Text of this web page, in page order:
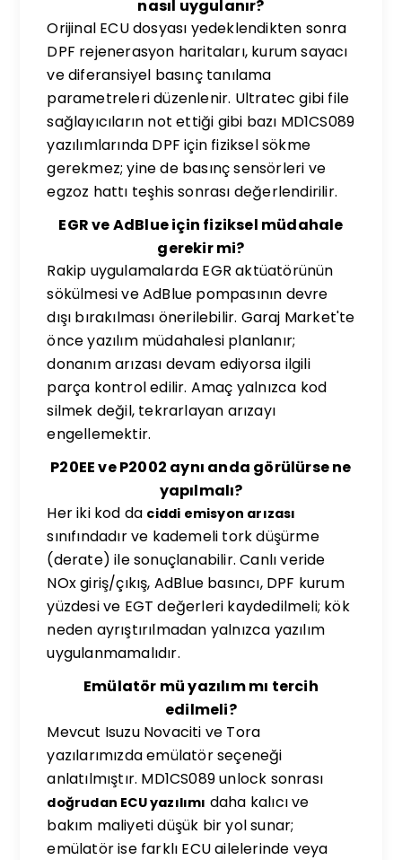
nasıl uygulanır?
Orijinal ECU dosyası yedeklendikten sonra
DPF rejenerasyon haritaları, kurum sayacı
ve diferansiyel basınç tanılama
parametreleri düzenlenir. Ultratec gibi file
sağlayıcıların not ettiği gibi bazı MD1CS089
yazılımlarında DPF için fiziksel sökme
gerekmez; yine de basınç sensörleri ve
egzoz hattı teşhis sonrası değerlendirilir.
EGR ve AdBlue için fiziksel müdahale
gerekir mi?
Rakip uygulamalarda EGR aktüatörünün
sökülmesi ve AdBlue pompasının devre
dışı bırakılması önerilebilir. Garaj Market'te
önce yazılım müdahalesi planlanır;
donanım arızası devam ediyorsa ilgili
parça kontrol edilir. Amaç yalnızca kod
silmek değil, tekrarlayan arızayı
engellemektir.
P20EE ve P2002 aynı anda görülürse ne
yapılmalı?
Her iki kod da ciddi emisyon arızası
sınıfındadır ve kademeli tork düşürme
(derate) ile sonuçlanabilir. Canlı veride
NOx giriş/çıkış, AdBlue basıncı, DPF kurum
yüzdesi ve EGT değerleri kaydedilmeli; kök
neden ayrıştırılmadan yalnızca yazılım
uygulanmamalıdır.
Emülatör mü yazılım mı tercih
edilmeli?
Mevcut Isuzu Novaciti ve Tora
yazılarımızda emülatör seçeneği
anlatılmıştır. MD1CS089 unlock sonrası
doğrudan ECU yazılımı daha kalıcı ve
bakım maliyeti düşük bir yol sunar;
emülatör ise farklı ECU ailelerinde veya